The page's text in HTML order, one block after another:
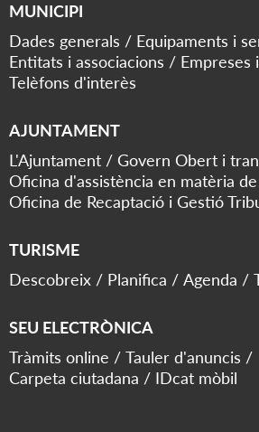
MUNICIPI
Dades generals
Equipaments i
Entitats i associacions
Empreses
Telèfons d'interès
AJUNTAMENT
L'Ajuntament
Govern Obert i
Oficina d'assistència en matèria
Oficina de Recaptació i Gestió
TURISME
Descobreix
Planifica Agenda
SEU ELECTRÒNICA
Tràmits online
Tauler d'anuncis
Carpeta ciutadana
IDcat mòbil